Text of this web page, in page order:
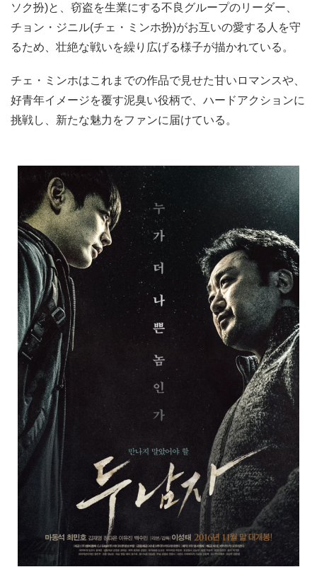
ソク扮)と、窃盗を生業にする不良グループのリーダー、
チョン・ジニル(チェ・ミンホ扮)がお互いの愛する人を守
るため、壮絶な戦いを繰り広げる様子が描かれている。
チェ・ミンホはこれまでの作品で見せた甘いロマンスや、
好青年イメージを覆す泥臭い役柄で、ハードアクションに
挑戦し、新たな魅力をファンに届けている。